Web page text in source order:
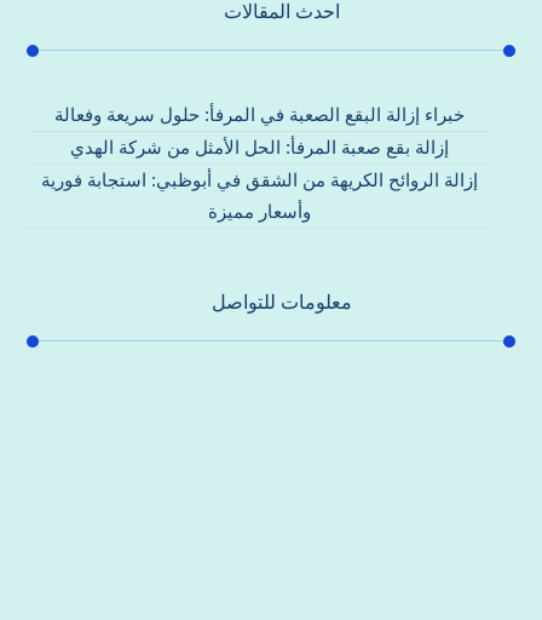
احدث المقالات
خبراء إزالة البقع الصعبة في المرفأ: حلول سريعة وفعالة
إزالة بقع صعبة المرفأ: الحل الأمثل من شركة الهدي
إزالة الروائح الكريهة من الشقق في أبوظبي: استجابة فورية
وأسعار مميزة
معلومات للتواصل